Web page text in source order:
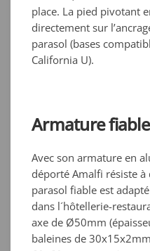
place. La pied pivotant
directement sur
parasol (bases
California U).
Armature
Avec son armature en
déporté Amalfi résiste
parasol fiable est
dans l´hôtellerie-
axe de Ø50mm
baleines de